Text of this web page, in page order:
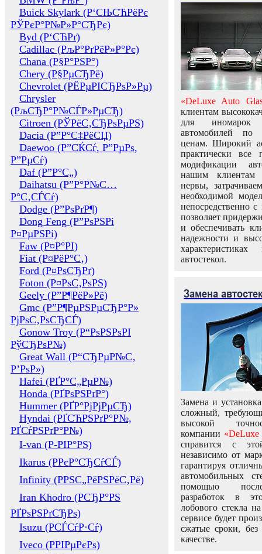
Buick Skylark (Р‘СЊСЋРёРє
РЎРєР°Р№Р»Р°СЂРє)
Byd (Р‘СЋРґ)
Cadillac (РљР°РґРёР»Р°Рє)
Chana (Р§Р°РЅР°)
Chery (Р§РµСЂРё)
Chevrolet (РЁРµРІСЂРѕР»Рµ)
Chrysler
(РљСЂР°Р№СЃР»РµСЂ)
Citroen (РЎРёС‚СЂРѕРµРЅ)
Dacia (Р”Р°С‡РёСЏ)
Daewoo (Р”СЌСѓ, Р”РµРѕ,
Р”РµСѓ)
Daf (Р”Р°С„)
Daihatsu (Р”Р°Р№С…
Р°С‚СЃСѓ)
Dodge (Р”РѕРґР¶)
Dong Feng (Р”РѕРЅРі
Р¤РµРЅРі)
Faw (Р¤Р°РІ)
Fiat (Р¤РёР°С‚)
Ford (Р¤РѕСЂРґ)
Foton (Р¤РѕС‚РѕРЅ)
Geely (Р”Р¶РёР»Рё)
Gmc (Р”Р¶РµРЅРµСЂР°Р»
РјРѕС‚РѕСЂСЃ)
Gonow Troy (Р“РѕРЅРѕРІ
РўСЂРѕР№)
Great Wall (Р“СЂРµР№С‚
Р’РѕР»)
Hafei (РҐР°С„РµР№)
Honda (РҐРѕРЅРґР°)
Hummer (РҐР°РјРјРµСЂ)
Hyndai (РҐСЋРЅРґР°Р№,
РҐСѓРЅРґР°Р№)
I-van (Р-РІР°РЅ)
Ikarus (РРєР°СЂСѓСЃ)
Infinity (РРЅС„РёРЅРёС‚Рё)
Iran Khodro (РСЂР°РЅ
РҐРѕРЅРґСЂРѕ)
Isuzu (РСЃСѓР·Сѓ)
Iveco (РРІРµРєРѕ)
«DeLuxe Auto
клиентам
для иномарок
автомобилей
ценам. Широкий
практически все
модификации
нашим клиентам
нервы,
необходимой
непосредственно
позволяет
и обеспечивать
надежности и
автостекол.
Замена
Замена и
сложный,
высокой
компании «DeLuxe
справится с
независимо от
гарантируя
автомобильных
помощью
разработок в
лобового стекла
сервисе будет
сжатые сроки,
качестве.